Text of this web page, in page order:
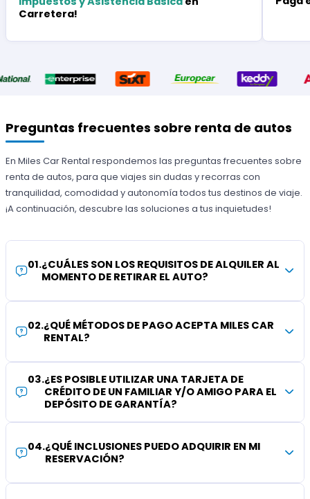
Carretera!
Preguntas frecuentes sobre renta de autos
En Miles Car Rental respondemos las preguntas frecuentes sobre
renta de autos, para que viajes sin dudas y recorras con
tranquilidad, comodidad y autonomía todos tus destinos de viaje.
¡A continuación, descubre las soluciones a tus inquietudes!
01.¿CUÁLES SON LOS REQUISITOS DE ALQUILER AL
MOMENTO DE RETIRAR EL AUTO?
02.¿QUÉ MÉTODOS DE PAGO ACEPTA MILES CAR
RENTAL?
03.¿ES POSIBLE UTILIZAR UNA TARJETA DE
CRÉDITO DE UN FAMILIAR Y/O AMIGO PARA EL
DEPÓSITO DE GARANTÍA?
04.¿QUÉ INCLUSIONES PUEDO ADQUIRIR EN MI
RESERVACIÓN?